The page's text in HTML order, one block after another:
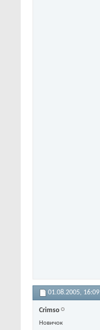
01.08.2005, 16:09
Crimso
Новичок